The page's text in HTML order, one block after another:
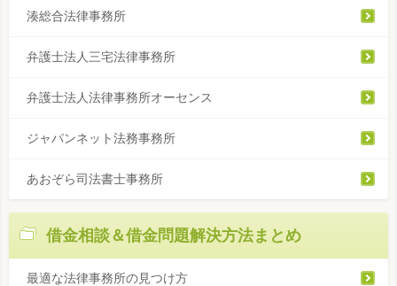
湊総合法律事務所
弁護士法人三宅法律事務所
弁護士法人法律事務所オーセンス
ジャパンネット法務事務所
あおぞら司法書士事務所
借金相談＆借金問題解決方法まとめ
最適な法律事務所の見つけ方